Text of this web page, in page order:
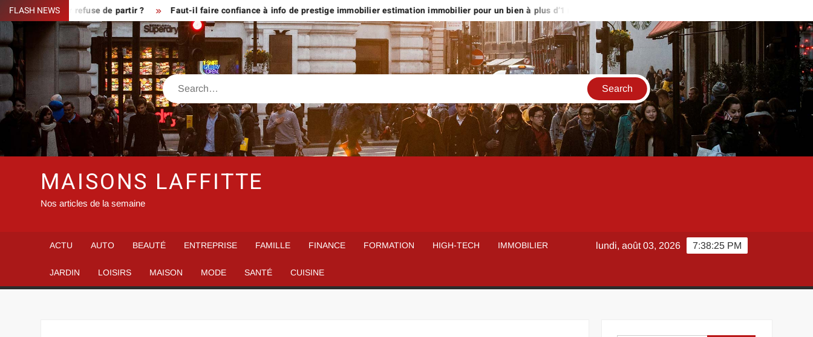
Skip
to
content
FLASH NEWS
le fermier refuse de partir ? Faut-il faire confiance à info de prestige immobilier estimation immobilier pour un bien à plus d’1 million d’euros ?
Search
MAISONS LAFFITTE
Nos articles de la semaine
ACTU AUTO BEAUTÉ ENTREPRISE FAMILLE FINANCE FORMATION HIGH-TECH IMMOBILIER
JARDIN LOISIRS MAISON MODE SANTÉ CUISINE
7:38:26 PM
lundi, août 03, 2026